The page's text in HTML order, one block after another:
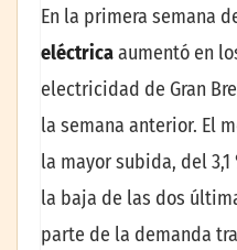
En la primera semana
eléctricaaumentó en
electricidad de Gran
la semana anterior. El
la mayor subida, del
la baja de las dos
parte de la demanda